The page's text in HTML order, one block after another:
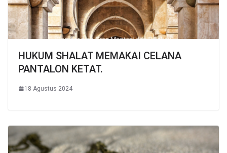
HUKUM SHALAT MEMAKAI CELANA
PANTALON KETAT.
18 Agustus 2024